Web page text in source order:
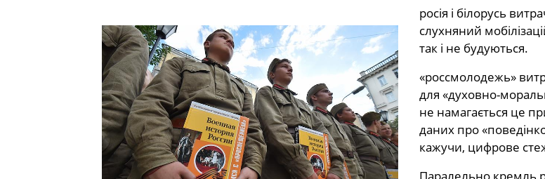
росія і білорусь
слухняний
так і не будуються.
«россмолодежь»
для «духовно-
не намагається це
даних про
кажучи, цифрове
Паралельно кремль